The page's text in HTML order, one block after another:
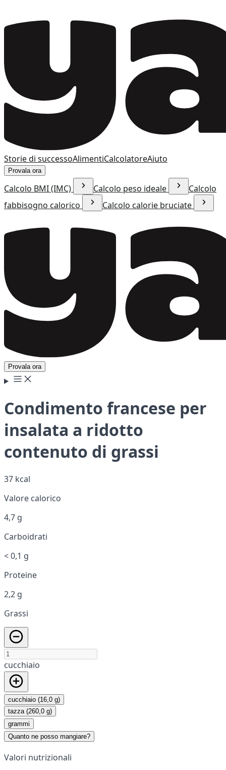
Storie di successoAlimentiCalcolatoreAiuto
Provala ora
Calcolo BMI (IMC) Calcolo peso ideale
Calcolo
fabbisogno calorico
Calcolo calorie bruciate
Provala ora
Condimento francese per
insalata a ridotto
contenuto di grassi
37 kcal
Valore calorico
4,7 g
Carboidrati
< 0,1 g
Proteine
2,2 g
Grassi
cucchiaio
cucchiaio (16,0 g)
tazza (260,0 g)
grammi
Quanto ne posso mangiare?
Valori nutrizionali